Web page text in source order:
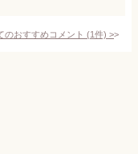
のおすすめコメント (1件) >